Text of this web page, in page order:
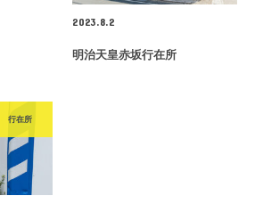
2023.8.2
明治天皇赤坂行在所
行在所